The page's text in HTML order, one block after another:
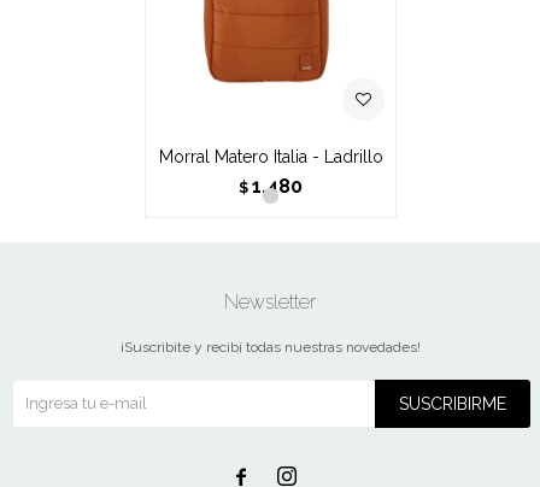
Morral Matero Italia - Ladrillo
$ 1.480
Newsletter
¡Suscribite y recibí todas nuestras novedades!
SUSCRIBIRME
 